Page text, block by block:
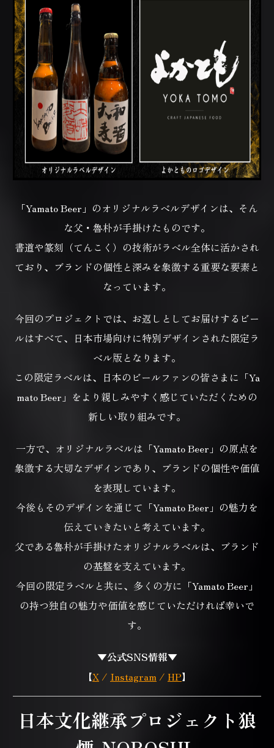
「Yamato Beer」のオリジナルラベルデザインは、そん
な父・魯朴が手掛けたものです。
書道や篆刻（てんこく）の技術がラベル全体に活かされ
ており、 ブランドの個性と深みを象徴する重要な要素と
なっています。
今回のプロジェクトでは、お返しとしてお届けするビー
ルはすべて、 日本市場向けに特別デザインされた限定ラ
ベル版となります。
この限定ラベルは、日本のビールファンの皆さまに「Ya
mato Beer」を より親しみやすく感じていただくための
新しい取り組みです。
一方で、オリジナルラベルは「Yamato Beer」の原点を
象徴する大切なデザインであり、 ブランドの個性や価値
を表現しています。
今後もそのデザインを通じて「Yamato Beer」の魅力を
伝えていきたいと考えています。
父である魯朴が手掛けたオリジナルラベルは、ブランド
の基盤を支えています。
今回の限定ラベルと共に、多くの方に「Yamato Beer」
の持つ独自の魅力や価値を感じていただければ幸いで
す。
▼公式SNS情報▼
【X / Instagram / HP】
日本文化継承プロジェクト狼